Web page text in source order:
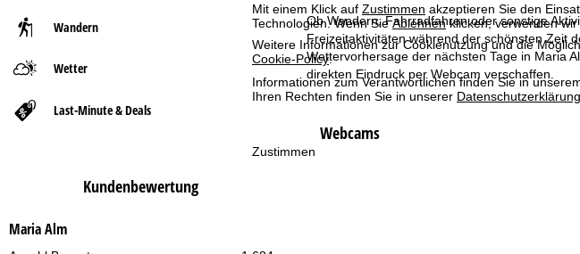
Mit einem Klick auf Zustimmen akzeptieren Sie den
Technologien. Wenn SieAblehnenklicken, verwenden wir
Weitere Informationen zur Cookienutzung und die
Cookie-Policy.
Informationen zum Verantwortlichen finden Sie in
Ihren Rechten finden Sie in unserer Datenschutzerklärung
Zustimmen
Wandern
Wetter
Last-Minute & Deals
Kundenbewertung
Maria Alm
r
t
Ob Wandern, Fahrradfahren oder sonstige
Freizeitaktivitäten während der schönsten Zeit
Wettervorhersage der nächsten Tage in Maria
direkten Eindruck per Webcam verschaffen.
Webcams